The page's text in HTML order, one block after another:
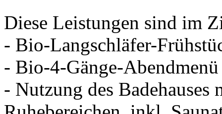
Diese Leistungen sind im
- Bio-Langschläfer-
- Bio-4-Gänge-
- Nutzung des Badehauses